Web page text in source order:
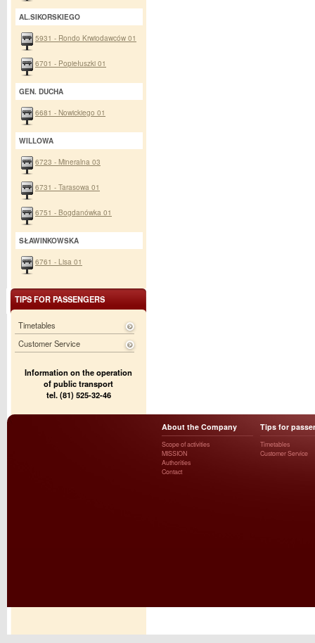
AL.SIKORSKIEGO
5931 - Rondo Krwiodawców 01
6701 - Popiełuszki 01
GEN. DUCHA
6681 - Nowickiego 01
WILLOWA
6723 - Mineralna 03
6731 - Tarasowa 01
6751 - Bogdanówka 01
SŁAWINKOWSKA
6761 - Lisa 01
TIPS FOR PASSENGERS
Timetables
Customer Service
Information on the operation
of public transport
tel. (81) 525-32-46
About the Company
Scope of activities
MISSION
Authorities
Contact
Tips for
Timetables
Customer Service